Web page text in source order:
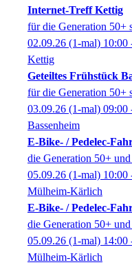
Internet-Treff Kettig
für die Generation 50+
02.09.26 (1-mal) 10:00
Kettig
Geteiltes Frühstück
für die Generation 50+
03.09.26 (1-mal) 09:00
Bassenheim
E-Bike- / Pedelec-
die Generation 50+
05.09.26 (1-mal) 10:00
Mülheim-Kärlich
E-Bike- / Pedelec-
die Generation 50+
05.09.26 (1-mal) 14:00
Mülheim-Kärlich